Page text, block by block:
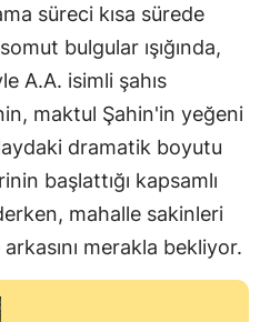
süreci kısa sürede
bulgular ışığında,
A.A. isimli şahıs
maktul Şahin'in yeğeni
dramatik boyutu
başlattığı kapsamlı
mahalle sakinleri
merakla bekliyor.